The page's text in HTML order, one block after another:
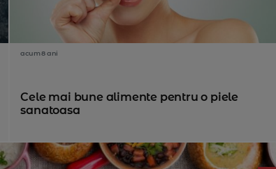
acum 8 ani
Cele mai bune alimente pentru o piele
sanatoasa